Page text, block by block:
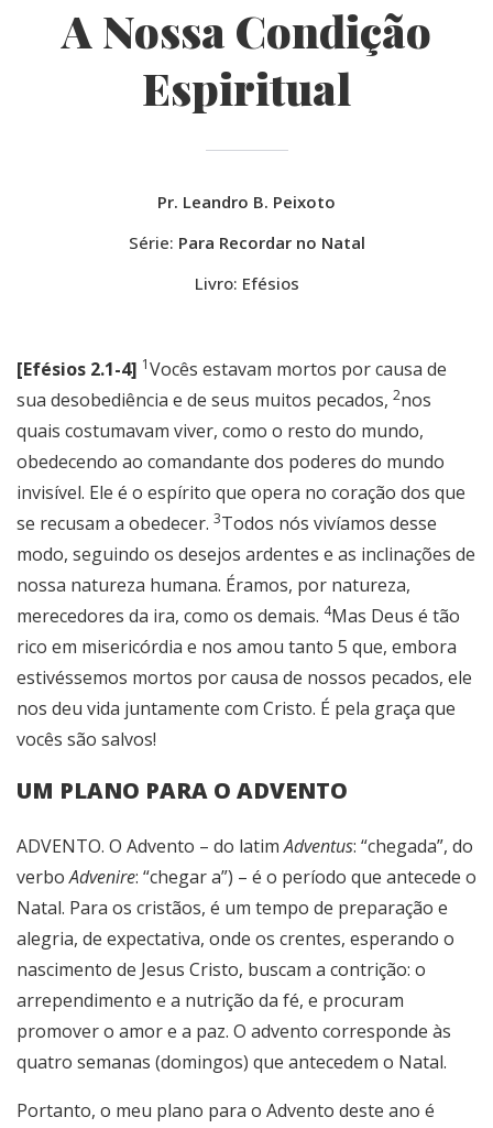
A Nossa Condição
Espiritual
Pr. Leandro B. Peixoto
Série: Para Recordar no Natal
Livro: Efésios
[Efésios 2.1-4] 1Vocês estavam mortos por causa de
sua desobediência e de seus muitos pecados, 2nos
quais costumavam viver, como o resto do mundo,
obedecendo ao comandante dos poderes do mundo
invisível. Ele é o espírito que opera no coração dos que
se recusam a obedecer. 3Todos nós vivíamos desse
modo, seguindo os desejos ardentes e as inclinações de
nossa natureza humana. Éramos, por natureza,
merecedores da ira, como os demais. 4Mas Deus é tão
rico em misericórdia e nos amou tanto 5 que, embora
estivéssemos mortos por causa de nossos pecados, ele
nos deu vida juntamente com Cristo. É pela graça que
vocês são salvos!
UM PLANO PARA O ADVENTO
ADVENTO. O Advento – do latimAdventus: “chegada”, do
verboAdvenire: “chegar a”) – é o período que antecede o
Natal. Para os cristãos, é um tempo de preparação e
alegria, de expectativa, onde os crentes, esperando o
nascimento de Jesus Cristo, buscam a contrição: o
arrependimento e a nutrição da fé, e procuram
promover o amor e a paz. O advento corresponde às
quatro semanas (domingos) que antecedem o Natal.
Portanto, o meu plano para o Advento deste ano é